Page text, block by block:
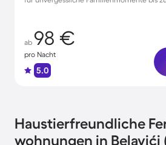
ab 98 €
pro Nacht
5.0
Haustierfreundliche
wohnungen in Belavići